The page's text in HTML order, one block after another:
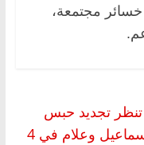
خسائر مجتمعة،
تنظر تجديد حبس
العليمي والباقر وفؤاد ومؤنس وإسماعيل وعلام في 4